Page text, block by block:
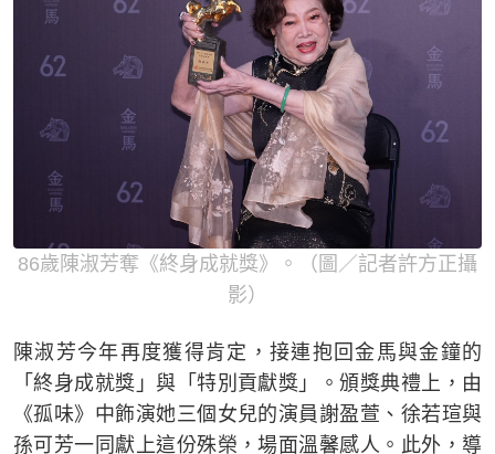
86歲陳淑芳奪《終身成就獎》。（圖／記者許方正攝
影）
陳淑芳今年再度獲得肯定，接連抱回金馬與金鐘的
「終身成就獎」與「特別貢獻獎」。頒獎典禮上，由
《孤味》中飾演她三個女兒的演員謝盈萱、徐若瑄與
孫可芳一同獻上這份殊榮，場面溫馨感人。此外，導